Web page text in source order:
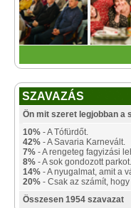
SZAVAZÁS
Ön mit szeret legjobban a
10% - A Tófürdőt.
42% - A Savaria Karnevált.
7% - A rengeteg fagyizási
8% - A sok gondozott parkot.
14% - A nyugalmat, amit a
20% - Csak az számít,
Összesen 1954 szavazat